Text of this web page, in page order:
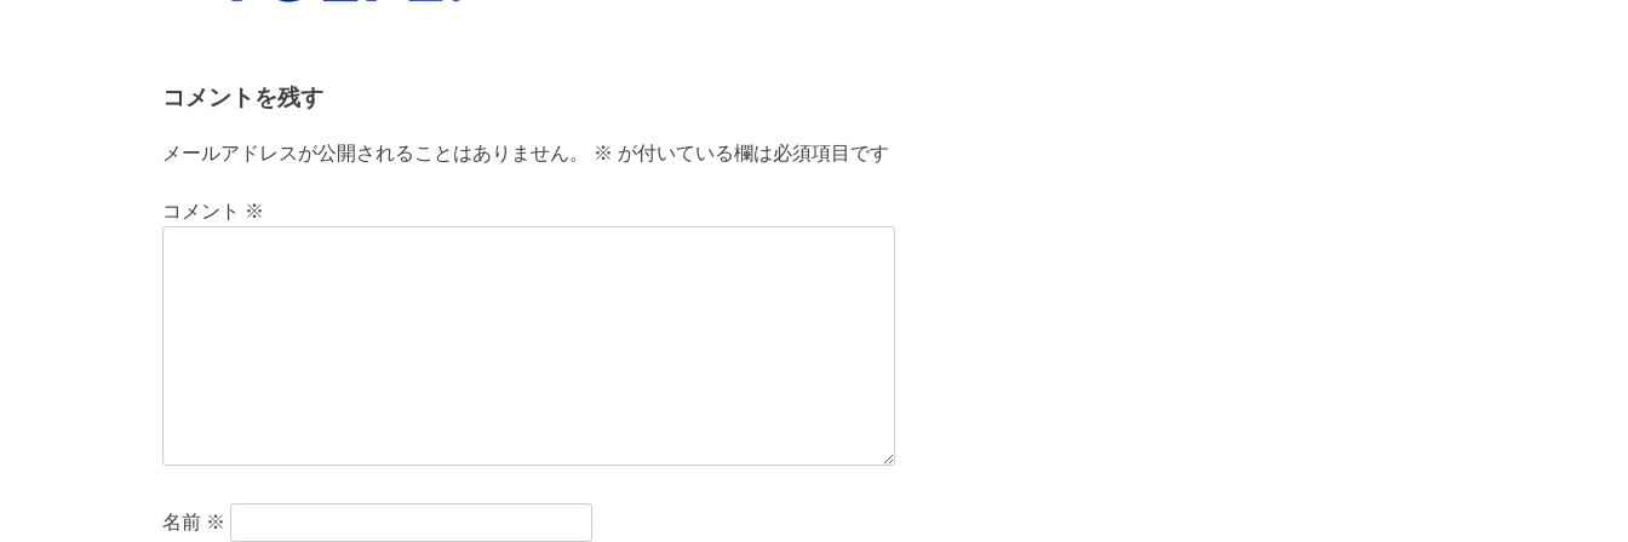
コメントを残す
メールアドレスが公開されることはありません。 ※ が付いている欄は必須項目です
コメント ※
名前 ※